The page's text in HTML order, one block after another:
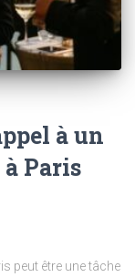
à un
Paris
peut être une tâche